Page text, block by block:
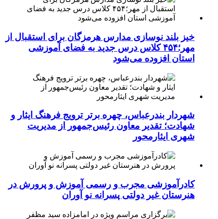
خیز بلند نوسازی مدارس هرمزگان برای استقبال از
مهر؛۴۵۴ کلاس درس جدید به فضای آموزشی
استان افزوده می‌شود
شهردار بندرعباس، چهره برتر ترویج فرهنگ ایثار و
شهادت؛ تقدیر معاون رئیس‌جمهور از مدیریت
شهری ایثارمحور
کادرآموزشی مجرب و رسمی آموزش و پرورش در
هنرستان غیر دولتی پسرانه نو آوران